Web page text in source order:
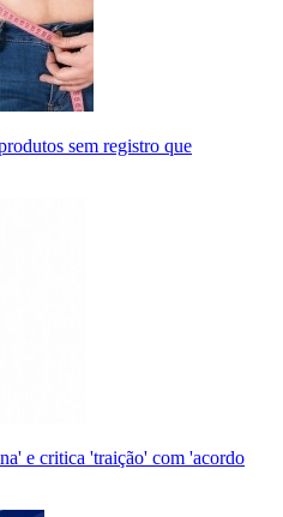
sem registro que
e critica 'traição' com 'acordo